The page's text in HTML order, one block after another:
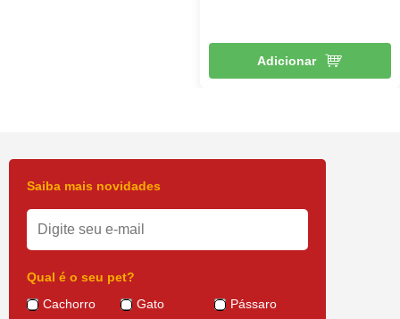
Adicionar
Saiba mais novidades
Qual é o seu pet?
Cachorro
Gato Pássaro